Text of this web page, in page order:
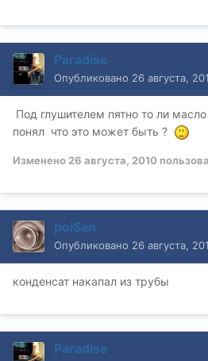
Paradise
Опубликовано 26 августа,
Под глушителем пятно то ли
понял что это может быть ?
Изменено 26 августа, 2010
poi$an
Опубликовано 26 августа,
конденсат накапал из трубы
Paradise